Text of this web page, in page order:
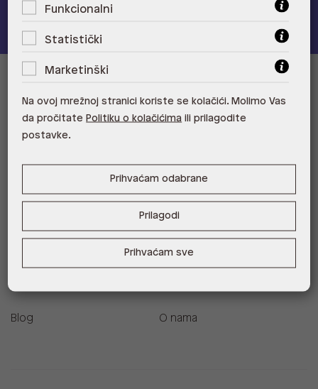
Korisnička podrška i FAQ Prodajna mjesta
vjernosti
Raskid ugovora
Blog O nama
Funkcionalni
Statistički
Marketinški
Na ovoj mrežnoj stranici koriste se kolačići. Molimo Vas
da pročitate Politiku o kolačićima ili prilagodite
postavke.
Prihvaćam odabrane
Prilagodi
Prihvaćam sve